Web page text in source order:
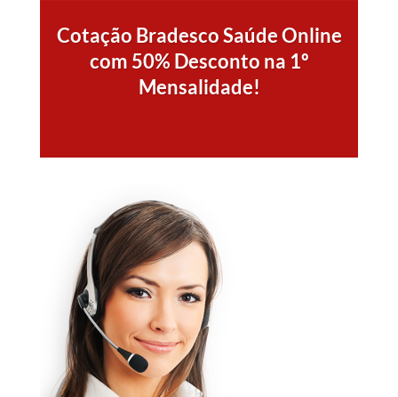
Cotação Bradesco Saúde Online
com 50% Desconto na 1º
Mensalidade!